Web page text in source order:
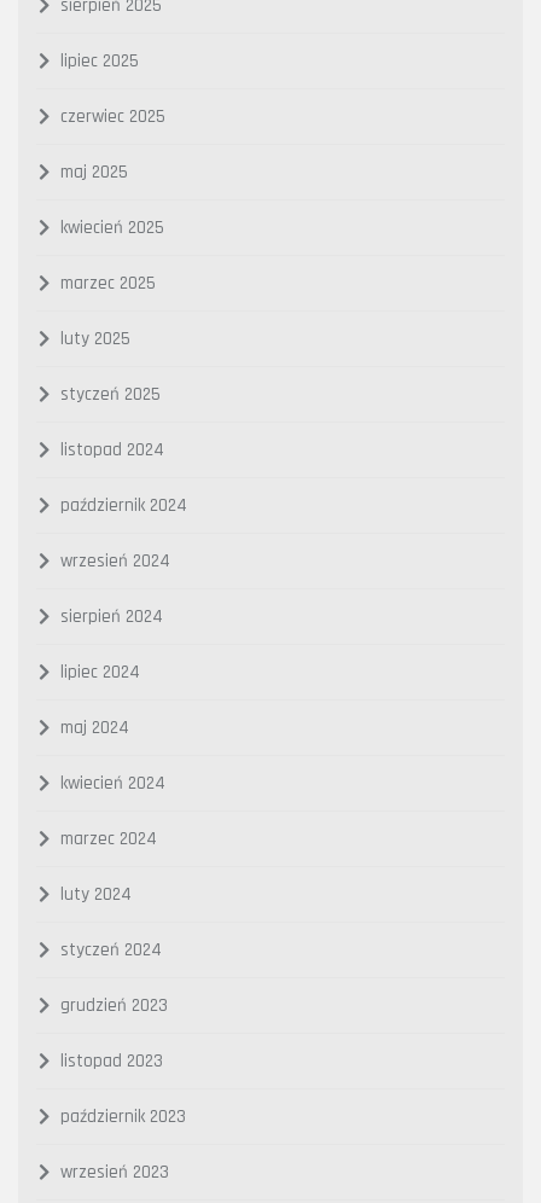
sierpień 2025
lipiec 2025
czerwiec 2025
maj 2025
kwiecień 2025
marzec 2025
luty 2025
styczeń 2025
listopad 2024
październik 2024
wrzesień 2024
sierpień 2024
lipiec 2024
maj 2024
kwiecień 2024
marzec 2024
luty 2024
styczeń 2024
grudzień 2023
listopad 2023
październik 2023
wrzesień 2023